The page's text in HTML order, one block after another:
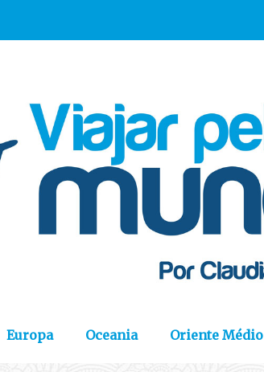
Europa Oceania Oriente Médio